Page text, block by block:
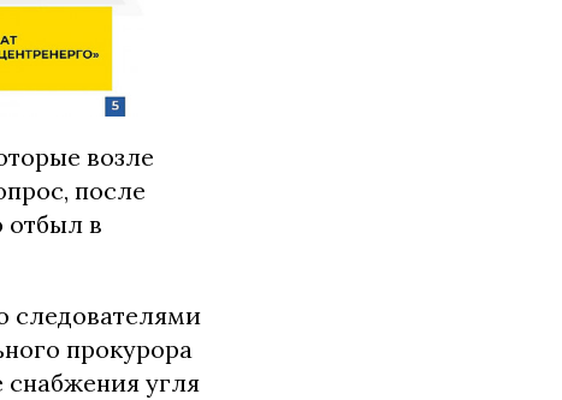
возле
после
отбыл в
следователями
прокурора
снабжения угля